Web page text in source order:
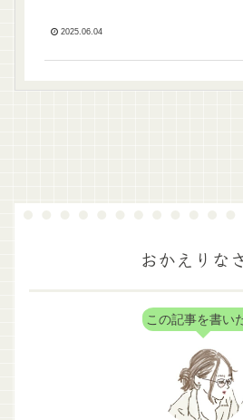
2025.06.04
おかえりな
この記事を書い